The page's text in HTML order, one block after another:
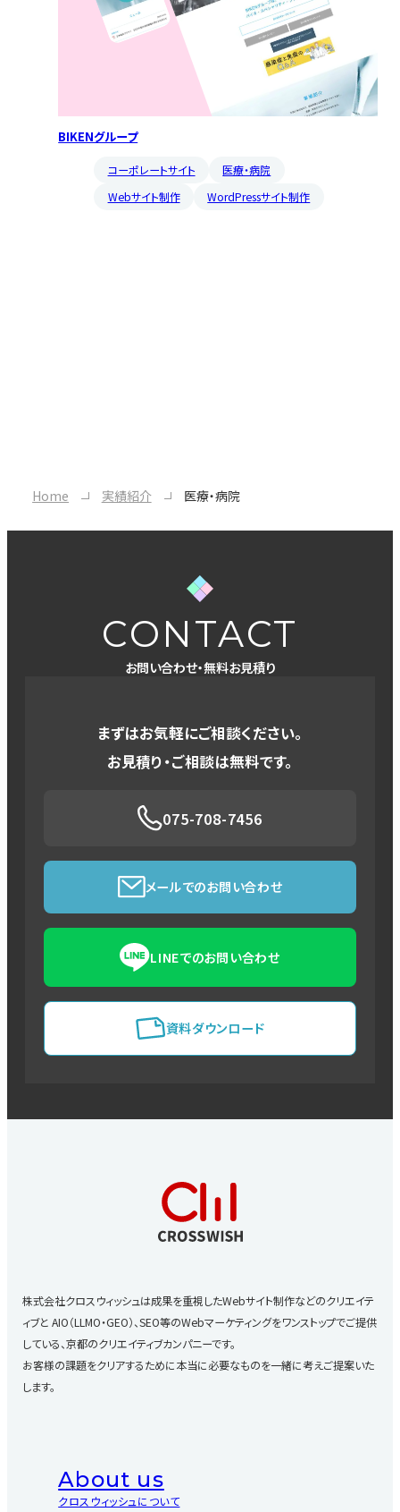
BIKENグループ
コーポレートサイト
医療・病院
Webサイト制作
WordPressサイト制作
Home 実績紹介 医療・病院
CONTACT
お問い合わせ・無料お見積り
まずはお気軽にご相談ください。
お見積り・ご相談は無料です。
075-708-7456
メールでのお問い合わせ
LINEでのお問い合わせ
資料ダウンロード
株式会社クロスウィッシュは成果を重視したWebサイト制作などのクリエイテ
ィブと AIO（LLMO・GEO）、SEO等のWebマーケティングをワンストップでご提供
している、京都のクリエイティブカンパニーです。
お客様の課題をクリアするために本当に必要なものを一緒に考えご提案いた
します。
About us
クロスウィッシュについて